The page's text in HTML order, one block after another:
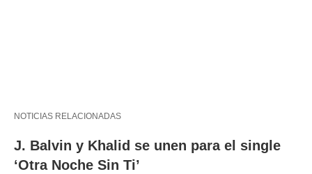
NOTICIAS RELACIONADAS
J. Balvin y Khalid se unen para el single
‘Otra Noche Sin Ti’